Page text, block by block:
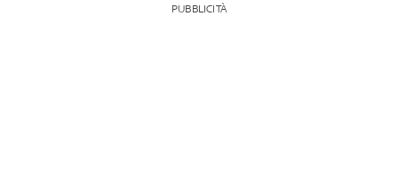
PUBBLICITÀ